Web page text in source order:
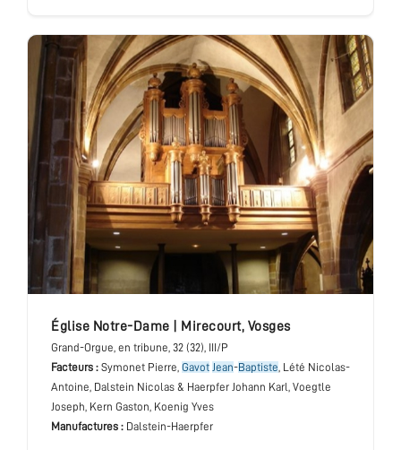
église Notre-Dame Mirecourt, Vosges
Grand-Orgue, en tribune, 32 (32), III/P
Facteurs : Symonet Pierre, Gavot Jean-Baptiste, Lété Nicolas-
Antoine, Dalstein Nicolas & Haerpfer Johann Karl, Voegtle
Joseph, Kern Gaston, Koenig Yves
Manufactures : Dalstein-Haerpfer